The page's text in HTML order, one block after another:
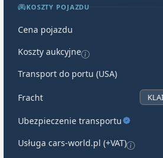
KOSZTY POJAZDU
Cena pojazdu
Koszty aukcyjne
Transport do portu (USA)
Fracht
Ubezpieczenie transportu
Usługa cars-world.pl (+VAT)